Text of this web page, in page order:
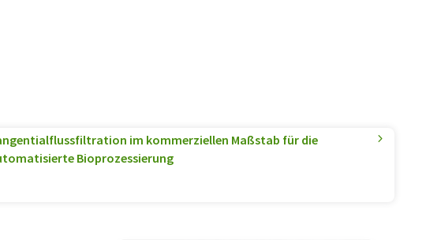
im kommerziellen Maßstab für die
Bioprozessierung